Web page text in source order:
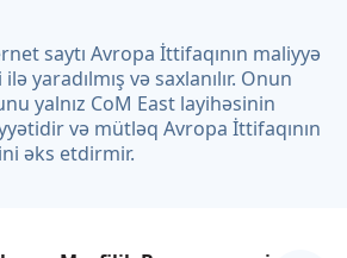
saytı Avropa İttifaqının maliyyə
yaradılmış və saxlanılır. Onun
yalnız CoM East layihəsinin
və mütləq Avropa İttifaqının
əks etdirmir.